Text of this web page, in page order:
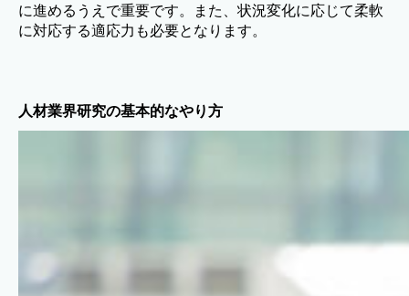
に進めるうえで重要です。また、状況変化に応じて柔軟
に対応する適応力も必要となります。
人材業界研究の基本的なやり方